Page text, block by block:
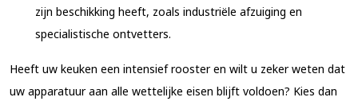
zijn beschikking heeft, zoals industriële afzuiging en
specialistische ontvetters.
Heeft uw keuken een intensief rooster en wilt u zeker weten dat
uw apparatuur aan alle wettelijke eisen blijft voldoen? Kies dan